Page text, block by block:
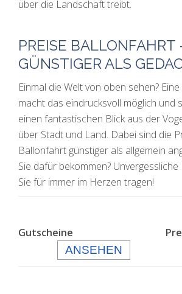
über die Landschaft treibt.
PREISE BALLONFAHRT
GÜNSTIGER ALS
Einmal die Welt von oben sehen?
macht das eindrucksvoll möglich und
einen fantastischen Blick aus der
über Stadt und Land. Dabei sind die
Ballonfahrt günstiger als allgemein
Sie dafür bekommen? Unvergessliche
Sie für immer im Herzen tragen!
Gutscheine Preis
ANSEHEN